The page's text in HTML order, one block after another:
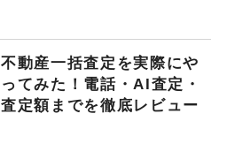
不動産一括査定を実際にや
ってみた！電話・AI査定・
査定額までを徹底レビュー